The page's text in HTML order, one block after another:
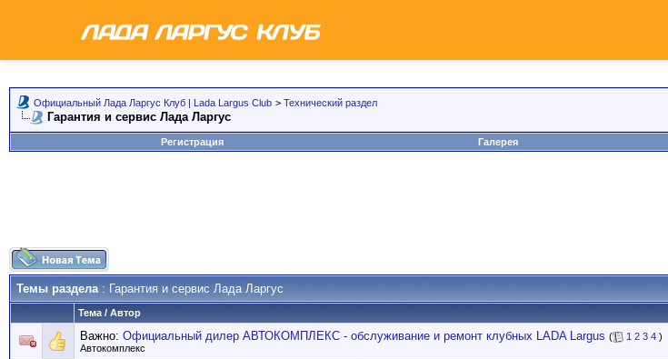
Официальный Лада Ларгус Клуб | Lada Largus Club > Технический раздел
Гарантия и сервис Лада Ларгус
Регистрация
Галерея
Темы раздела: Гарантия и сервис Лада Ларгус
Тема / Автор
Важно: Официальный дилер АВТОКОМПЛЕКС - обслуживание и ремонт клубных LADA Largus ( 1 2 3 4 )
Автокомплекс